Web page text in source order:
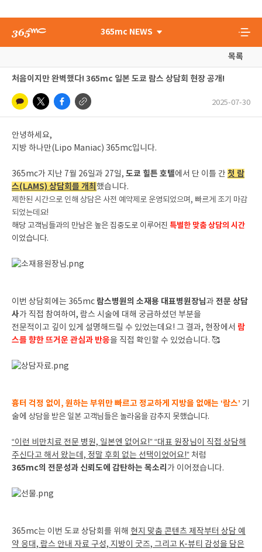
365mc NEWS
목록
처음이지만 완벽했다! 365mc 일본 도쿄 람스 상담회 현장 공개!
2025-07-30
안녕하세요,
지방 하나만(Lipo Maniac) 365mc입니다.
365mc가 지난 7월 26일과 27일, 도쿄 힐튼 호텔에서 단 이틀 간 첫 람
스(LAMS) 상담회를 개최 했습니다.
제한된 시간으로 인해 상담은 사전 예약제로 운영되었으며, 빠르게 조기 마감
되었는데요!
해당 고객님들과의 만남은 높은 집중도로 이루어진 특별한 맞춤 상담의 시간
이었습니다.
이번 상담회에는 365mc 람스병원의 소재용 대표병원장님과 전문 상담
사가 직접 참여하여, 람스 시술에 대해 궁금하셨던 부분을
전문적이고 깊이 있게 설명해드릴 수 있었는데요! 그 결과, 현장에서 람
스를 향한 뜨거운 관심과 반응을 직접 확인할 수 있었습니다. 🥰
흉터 걱정 없이, 원하는 부위만 빠르고 정교하게 지방을 없애는 ‘람스’ 기
술에 상담을 받은 일본 고객님들은 놀라움을 감추지 못했습니다.
“이런 비만치료 전문 병원, 일본엔 없어요!” “대표 원장님이 직접 상담해
주신다고 해서 왔는데, 정말 후회 없는 선택이었어요!” 처럼
365mc의 전문성과 신뢰도에 감탄하는 목소리 가 이어졌습니다.
365mc는 이번 도쿄 상담회를 위해 현지 맞춤 콘텐츠 제작부터 상담 예
약 응대, 람스 안내 자료 구성, 지방이 굿즈, 그리고 K-뷰티 감성을 담은